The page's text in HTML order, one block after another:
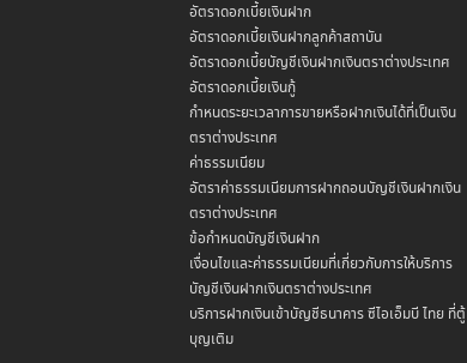
อัตราดอกเบี้ยเงินฝาก
อัตราดอกเบี้ยเงินฝากลูกค้าสถาบัน
อัตราดอกเบี้ยบัญชีเงินฝากเงินตราต่างประเทศ
อัตราดอกเบี้ยเงินกู้
กำหนดระยะเวลาการขายหรือฝากเงินได้ที่เป็นเงิน
ตราต่างประเทศ
ค่าธรรมเนียม
อัตราค่าธรรมเนียมการฝากถอนบัญชีเงินฝากเงิน
ตราต่างประเทศ
ข้อกำหนดบัญชีเงินฝาก
เงื่อนไขและค่าธรรมเนียมที่เกี่ยวกับการให้บริการ
บัญชีเงินฝากเงินตราต่างประเทศ
บริการฝากเงินเข้าบัญชีธนาคาร ซีไอเอ็มบี ไทย ที่ตู้
บุญเติม